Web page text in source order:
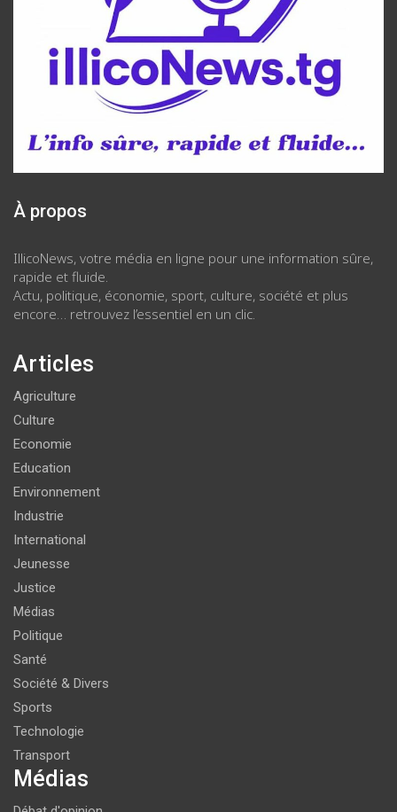
À propos
IllicoNews, votre média en ligne pour une information sûre,
rapide et fluide.
Actu, politique, économie, sport, culture, société et plus
encore… retrouvez l’essentiel en un clic.
Articles
Agriculture
Culture
Economie
Education
Environnement
Industrie
International
Jeunesse
Justice
Médias
Politique
Santé
Société & Divers
Sports
Technologie
Transport
Médias